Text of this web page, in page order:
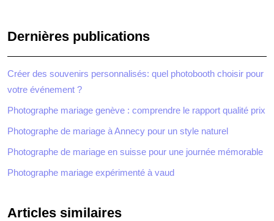
Dernières publications
Créer des souvenirs personnalisés: quel photobooth choisir pour
votre événement ?
Photographe mariage genève : comprendre le rapport qualité prix
Photographe de mariage à Annecy pour un style naturel
Photographe de mariage en suisse pour une journée mémorable
Photographe mariage expérimenté à vaud
Articles similaires